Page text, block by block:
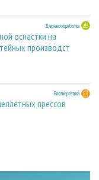
Деревообработка
оснастки на
производст
Биоэнергетика
прессов